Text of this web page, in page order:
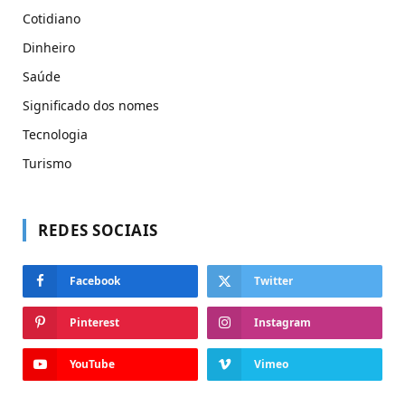
Cotidiano
Dinheiro
Saúde
Significado dos nomes
Tecnologia
Turismo
REDES SOCIAIS
Facebook Twitter
Pinterest Instagram
YouTube Vimeo